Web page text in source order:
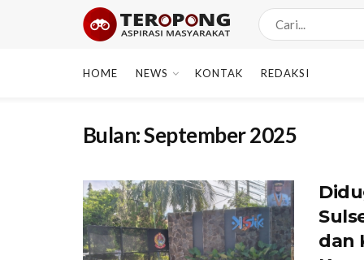
HOME NEWS KONTAK REDAKSI
Bulan:September 2025
dan